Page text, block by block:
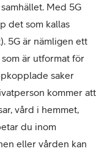
Med 5G
det som kallas
5G är nämligen ett
är utformat för
saker
kommer att
vård i hemmet,
du inom
eller vården kan